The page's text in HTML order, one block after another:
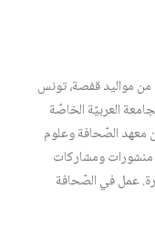
من مواليد قفصة، تونس
العربيّة الخاصّة
معهد الصّحافة وعلوم
منشورات ومشاركات
عمل في الصّحافة